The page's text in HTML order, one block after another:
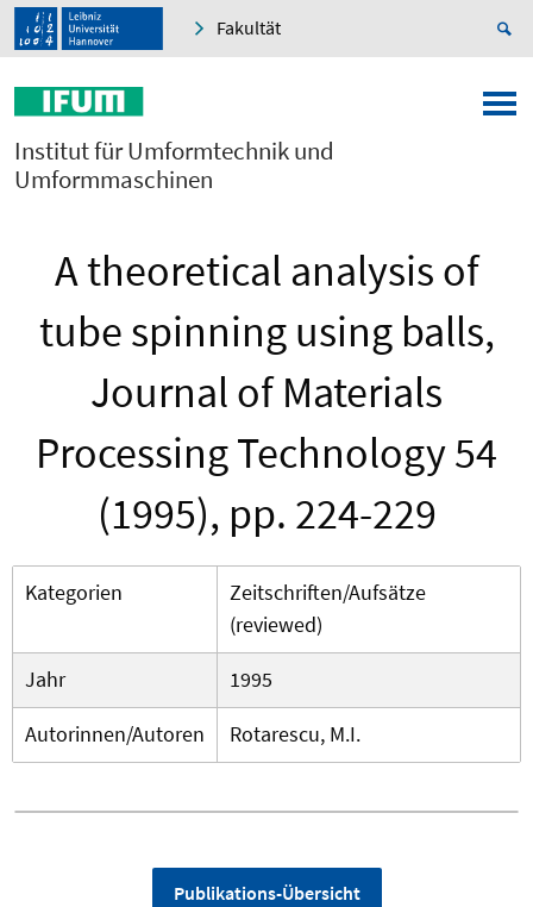
Fakultät
Institut für Umformtechnik und
Umformmaschinen
A theoretical analysis of
tube spinning using balls,
Journal of Materials
Processing Technology 54
(1995), pp. 224-229
Kategorien
Zeitschriften/Aufsätze
(reviewed)
Jahr
1995
Autorinnen/Autoren
Rotarescu, M.I.
Publikations-Übersicht